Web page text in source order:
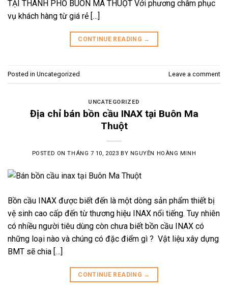
TẠI THÀNH PHỐ BUÔN MA THUỘT Với phương châm phục
vụ khách hàng từ giá rẻ […]
CONTINUE READING →
Posted in Uncategorized Leave a comment
UNCATEGORIZED
Địa chỉ bán bồn cầu INAX tại Buôn Ma
Thuột
POSTED ONTHÁNG 7 10, 2023 BY NGUYÊN HOÀNG MINH
Bồn cầu INAX được biết đến là một dòng sản phẩm thiết bị
vệ sinh cao cấp đến từ thương hiệu INAX nổi tiếng. Tuy nhiên
có nhiều người tiêu dùng còn chưa biết bồn cầu INAX có
những loại nào và chúng có đặc điểm gì ? Vật liệu xây dựng
BMT sẽ chia […]
CONTINUE READING →